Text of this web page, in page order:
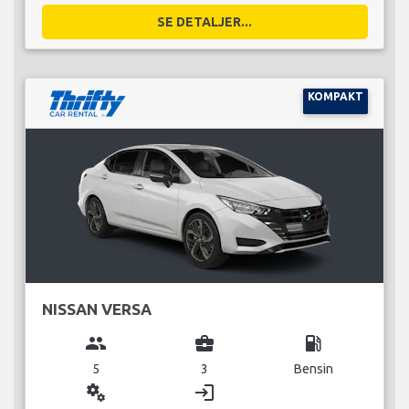
SE DETALJER...
KOMPAKT
NISSAN VERSA
group
5
business_center
3
local_gas_station
Bensin
miscellaneous_services login